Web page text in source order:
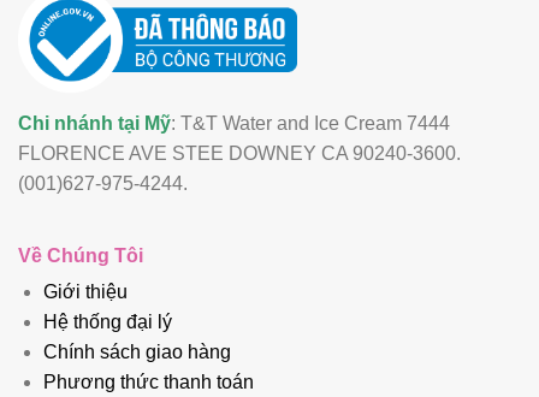
Chi nhánh tại Mỹ: T&T Water and Ice Cream 7444
FLORENCE AVE STEE DOWNEY CA 90240-3600.
(001)627-975-4244.
Về Chúng Tôi
Giới thiệu
Hệ thống đại lý
Chính sách giao hàng
Phương thức thanh toán